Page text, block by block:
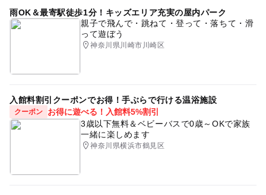
族さま1名さま、おひとり様1回のご参加でお願いしており
ます。ご兄弟でご参加される際はお電話でご相談ください
ますよう、お願いいたします。
対象年齢
3歳･4歳･5歳･6歳(幼児) 小学生 中学生･高校生大人
予約/応募
注意・制限事項
先着 完全無料 横浜 神奈川 横浜市
駅前 駅近 戸塚
お子様との写真 キッズスペースあり 駅ビル
キッズスペース GW(ゴールデンウィーク)
雨OK＆最寄駅徒歩1分！キッズエリア充実の屋内パーク
親子で飛んで・跳ねて・登って・落ちて・滑
って遊ぼう
神奈川県川崎市川崎区
入館料割引クーポンでお得！手ぶらで行ける温浴施設
クーポン
お得に遊べる！入館料5%割引
3歳以下無料＆ベビーバスで0歳～OKで家族
一緒に楽しめます
神奈川県横浜市鶴見区